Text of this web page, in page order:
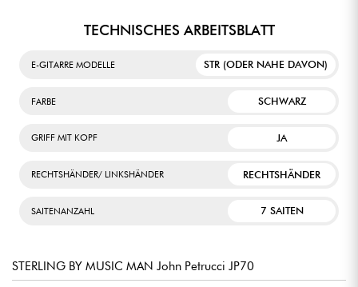
TECHNISCHES ARBEITSBLATT
E-GITARRE MODELLE STR (ODER NAHE DAVON)
FARBE SCHWARZ
GRIFF MIT KOPF JA
RECHTSHÄNDER/ LINKSHÄNDER RECHTSHÄNDER
SAITENANZAHL 7 SAITEN
STERLING BY MUSIC MAN John Petrucci JP70